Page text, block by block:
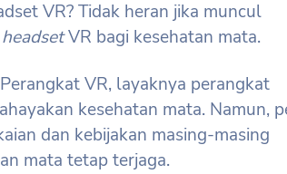
VR? Tidak heran jika muncul
headsetVR bagi kesehatan mata.
VR, layaknya perangkat
kesehatan mata. Namun,
dan kebijakan masing-masing
mata tetap terjaga.